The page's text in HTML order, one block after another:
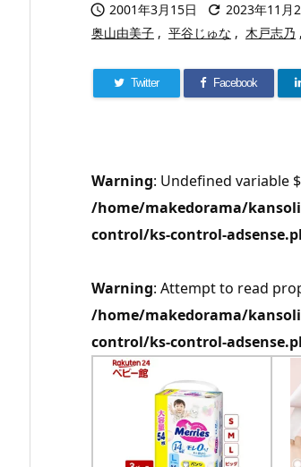
 2001年3月15日  2023年11月
奥山由美子 , 平谷じゅな , 木戸志乃 ,
Twitter Facebook
Warning: Undefined variable
/home/makedorama/
control/ks-control-
Warning: Attempt to read
/home/makedorama/
control/ks-control-